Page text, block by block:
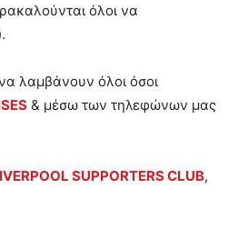
όλοι να
λαμβάνουν όλοι όσοι
& μέσω των τηλεφώνων μας
SUPPORTERS CLUB,